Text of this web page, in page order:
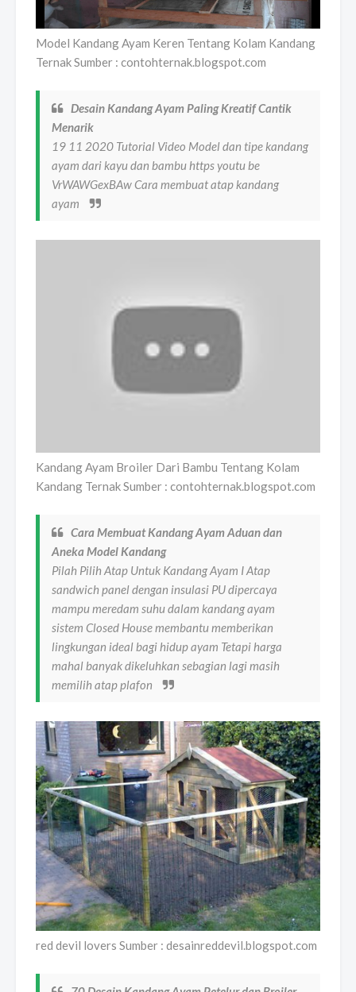
Model Kandang Ayam Keren Tentang Kolam Kandang
Ternak Sumber : contohternak.blogspot.com
Desain Kandang Ayam Paling Kreatif Cantik
Menarik
19 11 2020 Tutorial Video Model dan tipe kandang
ayam dari kayu dan bambu https youtu be
VrWAWGexBAw Cara membuat atap kandang
ayam
Kandang Ayam Broiler Dari Bambu Tentang Kolam
Kandang Ternak Sumber : contohternak.blogspot.com
Cara Membuat Kandang Ayam Aduan dan
Aneka Model Kandang
Pilah Pilih Atap Untuk Kandang Ayam I Atap
sandwich panel dengan insulasi PU dipercaya
mampu meredam suhu dalam kandang ayam
sistem Closed House membantu memberikan
lingkungan ideal bagi hidup ayam Tetapi harga
mahal banyak dikeluhkan sebagian lagi masih
memilih atap plafon
red devil lovers Sumber : desainreddevil.blogspot.com